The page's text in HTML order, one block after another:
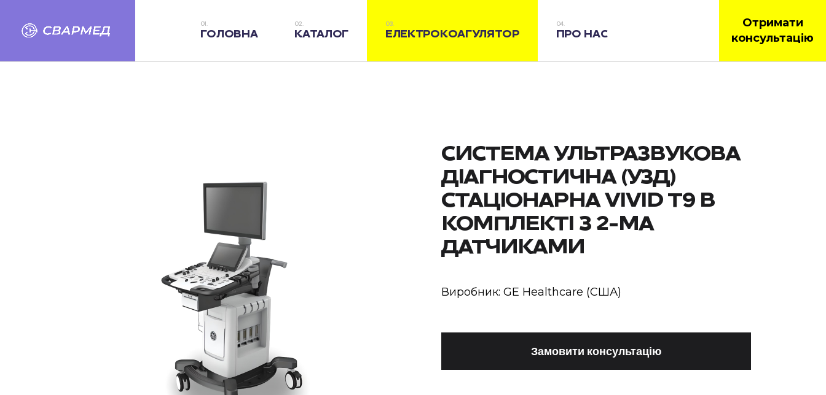
ГОЛОВНА КАТАЛОГ ЕЛЕКТРОКОАГУЛЯТОР ПРО НАС
Отримати
консультацію
СИСТЕМА УЛЬТРАЗВУКОВА
ДІАГНОСТИЧНА (УЗД)
СТАЦІОНАРНА VIVID T9 В
КОМПЛЕКТІ З 2-МА
ДАТЧИКАМИ
Виробник: GE Healthcare (США)
Замовити консультацію